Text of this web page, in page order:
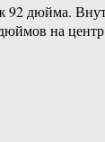
дюйма.
на центр.